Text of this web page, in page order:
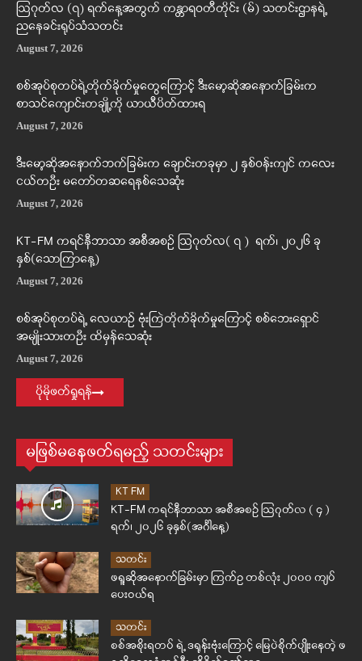
ဩဂုတ်လ (၇) ရက်နေ့အတွက် ကန္တာရဝတီတိုင်း (မ်) သတင်းဌာနရဲ့
ညနေခင်းရုပ်သံသတင်း
August 7, 2026
စစ်အုပ်စုတပ်ရဲ့တိုက်ခိုက်မှုတွေကြောင့် ဒီးမော့ဆိုအနောက်ခြမ်းက
စာသင်ကျောင်းတချို့ကို ယာယီပိတ်ထားရ
August 7, 2026
ဒီးမော့ဆိုအနောက်ဘက်ခြမ်းက ချောင်းတခုမှာ ၂ နှစ်ဝန်းကျင် ကလေး
ငယ်တဦး မတော်တဆရေနစ်သေဆုံး
August 7, 2026
KT-FM ကရင်နီဘာသာ အစီအစဉ် ဩဂုတ်လ( ၇ ) ရက်၊ ၂၀၂၆ ခု
နှစ်(သောကြာနေ့)
August 7, 2026
စစ်အုပ်စုတပ်ရဲ့ လေယာဉ် ဗုံးကြဲတိုက်ခိုက်မှုကြောင့် စစ်ဘေးရှောင်
အမျိုးသားတဦး ထိမှန်သေဆုံး
August 7, 2026
ပိုမိုဖတ်ရှုရန်
မဖြစ်မနေဖတ်ရမည့် သတင်းများ
KT FM
KT-FM ကရင်နီဘာသာ အစီအစဉ် ဩဂုတ်လ ( ၄ )
ရက်၊ ၂၀၂၆ ခုနှစ်(အင်္ဂါနေ့)
သတင်း
ဖရူဆိုအနောက်ခြမ်းမှာ ကြက်ဥ တစ်လုံး ၂၀၀၀ ကျပ်
ပေးဝယ်ရ
သတင်း
စစ်အစိုးရတပ် ရဲ့ ဒရုန်းဗုံးကြောင့် မြေပဲစိုက်ပျိုးနေတဲ့ ဖ